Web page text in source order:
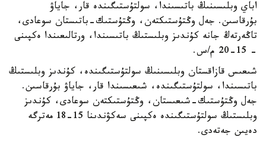
اباي وبلىسىنىڭ باتىسىندا، سولتۇستىگىندە قار، جاياۋ
بۇرقاسىن. جەل وڭتۇستىكتەن، وڭتۇستىك-باتىستان سوعادى،
تاڭەرتەڭ جانە كۇندىز وبلىستىڭ باتىسىندا، ورتالىعىندا ەكپىنى
- 15-20 م/س.
شىعىس قازاقستان وبلىسىنىڭ سولتۇستىگىندە، كۇندىز وبلىستىڭ
باتىسىندا، سولتۇستىگىندە، شىعىسىندا قار، جاياۋ بۇرقاسىن.
جەل وڭتۇستىك-شىعىستان، وڭتۇستىكتەن سوعادى، كۇندىز
وبلىستىڭ سولتۇستىگىندە ەكپىنى سەكۋندىنا 15-18 مەترگە
دەيىن جەتەدى.